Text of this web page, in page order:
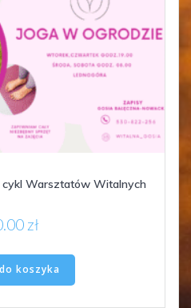
cykl Warsztatów Witalnych
zł
koszyka